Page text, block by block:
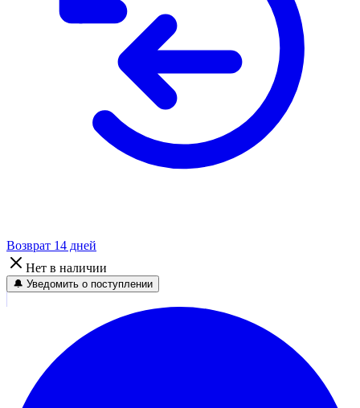
Возврат 14 дней
Нет в наличии
🔔 Уведомить о поступлении